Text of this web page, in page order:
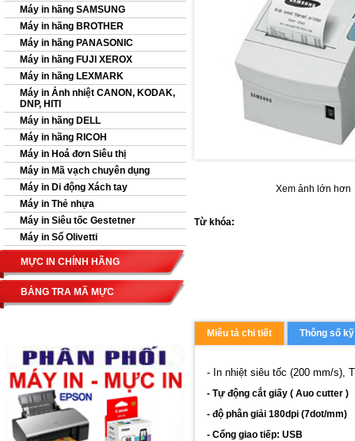
Máy in hãng SAMSUNG
Máy in hãng BROTHER
Máy in hãng PANASONIC
Máy in hãng FUJI XEROX
Máy in hãng LEXMARK
Máy in Ảnh nhiệt CANON, KODAK,
DNP, HITI
Máy in hãng DELL
Máy in hãng RICOH
Máy in Hoá đơn Siêu thị
Máy in Mã vạch chuyên dụng
Máy in Di động Xách tay
Máy in Thẻ nhựa
Máy in Siêu tốc Gestetner
Máy in Sổ Olivetti
MỰC IN CHÍNH HÃNG
BẢNG TRA MÃ MỰC
Xem ảnh lớn hơn
Từ khóa:
Miêu tả chi tiết Thông số
- In nhiệt siêu tốc (200 mm/s),
- Tự động cắt giấy ( Auo cutter )
- độ phân giải 180dpi (7dot/mm)
- Cổng giao tiếp: USB